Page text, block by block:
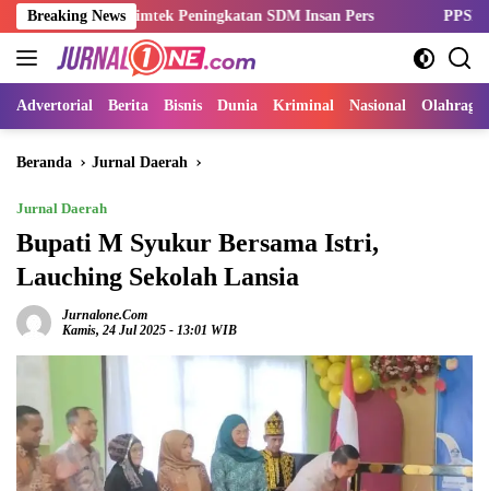
Langsung
ke
konten
Breaking News
Bimtek Peningkatan SDM Insan Pers PPSPI Kukuhkan
Advertorial Berita Bisnis Dunia Kriminal Nasional Olahraga
Beranda Jurnal Daerah
Jurnal Daerah
Bupati M Syukur Bersama Istri,
Lauching Sekolah Lansia
Jurnalone.com
Kamis, 24 Jul 2025 - 13:01 WIB